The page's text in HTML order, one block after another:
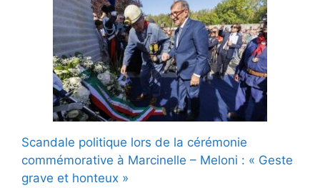
Scandale politique lors de la cérémonie
commémorative à Marcinelle – Meloni : « Geste
grave et honteux »